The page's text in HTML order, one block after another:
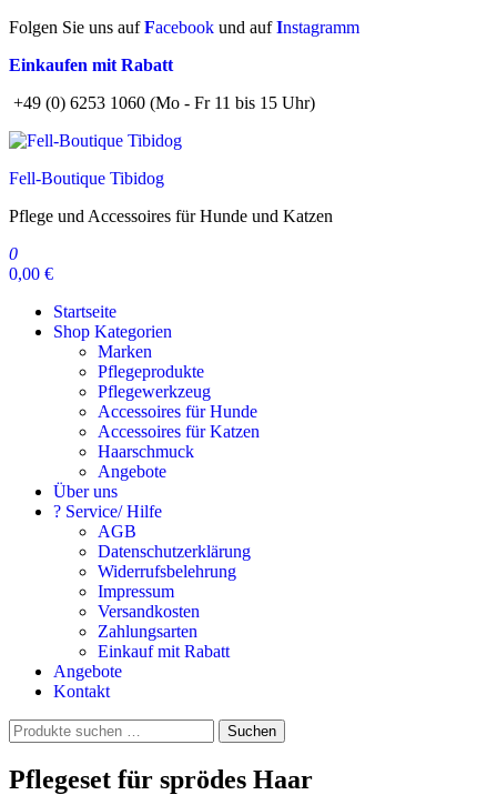
Zum
springen
Folgen Sie uns aufFacebook und aufInstagramm
Einkaufen mit Rabatt
+49 (0) 6253 1060 (Mo - Fr 11 bis 15 Uhr)
Fell-Boutique Tibidog
Pflege und Accessoires für Hunde und Katzen
0
0,00 €
Startseite
Shop Kategorien
Marken
Pflegeprodukte
Pflegewerkzeug
Accessoires für Hunde
Accessoires für Katzen
Haarschmuck
Angebote
Über uns
? Service/ Hilfe
AGB
Datenschutzerklärung
Widerrufsbelehrung
Impressum
Versandkosten
Zahlungsarten
Einkauf mit Rabatt
Angebote
Kontakt
Suchen
nach:
Suchen
Pflegeset für sprödes Haar